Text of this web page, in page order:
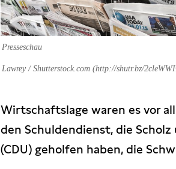
Presseschau
Lawrey / Shutterstock.com (http://shutr.bz/
Wirtschaftslage waren es vor
den Schuldendienst, die
(CDU) geholfen haben, die